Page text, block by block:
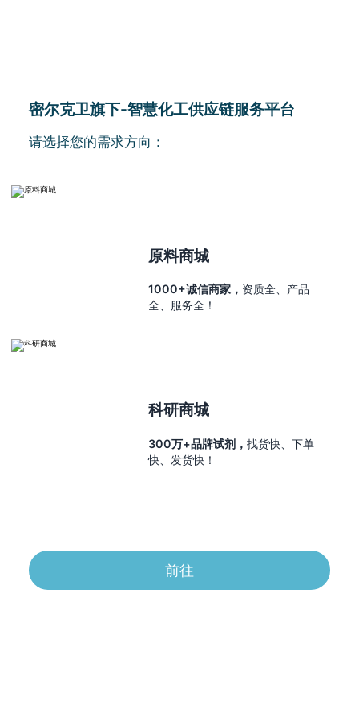
密尔克卫旗下-智慧化工供应链服务平台
请选择您的需求方向：
原料商城
1000+诚信商家， 资质全、产品
全、服务全！
科研商城
300万+品牌试剂，找货快、下单
快、发货快！
前往